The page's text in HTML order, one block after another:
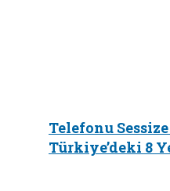
Telefonu
Türkiye’deki 8